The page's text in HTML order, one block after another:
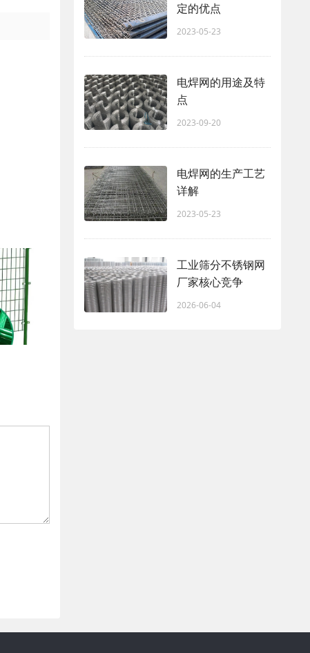
定的优点
2023-05-23
电焊网的用途及特
点
2023-09-20
电焊网的生产工艺
详解
2023-05-23
工业筛分不锈钢网
厂家核心竞争
2026-06-04